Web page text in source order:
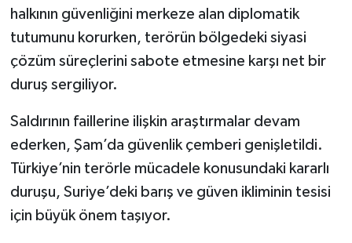
halkının güvenliğini merkeze alan diplomatik
tutumunu korurken, terörün bölgedeki siyasi
çözüm süreçlerini sabote etmesine karşı net bir
duruş sergiliyor.
Saldırının faillerine ilişkin araştırmalar devam
ederken, Şam’da güvenlik çemberi genişletildi.
Türkiye’nin terörle mücadele konusundaki kararlı
duruşu, Suriye’deki barış ve güven ikliminin tesisi
için büyük önem taşıyor.